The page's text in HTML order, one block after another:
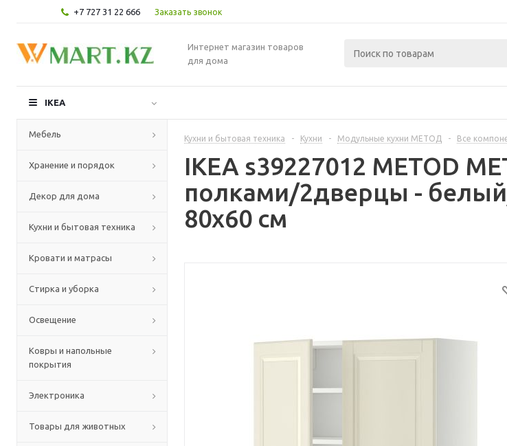
+7 727 31 22 666 Заказать звонок
Интернет магазин товаров
для дома
IKEA
Мебель
Хранение и порядок
Декор для дома
Кухни и бытовая техника
Кровати и матрасы
Стирка и уборка
Освещение
Ковры и напольные
покрытия
Электроника
Товары для животных
Кухни и бытовая техника - Кухни - Модульные кухни МЕТОД - Все
IKEA s39227012 METOD
полками/2дверцы -
80x60 см